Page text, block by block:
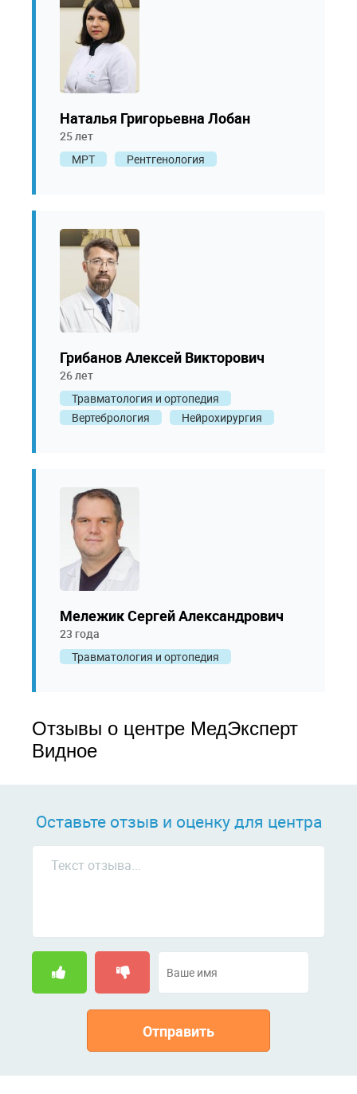
Наталья Григорьевна Лобан
25 лет
МРТ
Рентгенология
Грибанов Алексей Викторович
26 лет
Травматология и ортопедия
Вертебрология
Нейрохирургия
Мележик Сергей Александрович
23 года
Травматология и ортопедия
Отзывы о центре МедЭксперт
Видное
Оставьте отзыв и оценку для центра
Отправить